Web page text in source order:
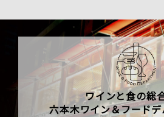
ワインと食の総
六本木ワイン＆フード